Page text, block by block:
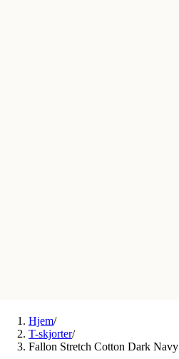
Hjem/
T-skjorter/
Fallon Stretch Cotton Dark Navy